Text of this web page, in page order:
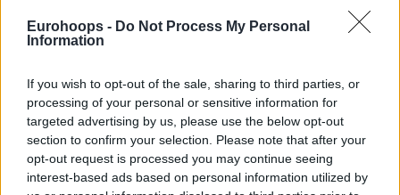
Eurohoops - Do Not Process My Personal
Information
If you wish to opt-out of the sale, sharing to third parties, or
processing of your personal or sensitive information for
targeted advertising by us, please use the below opt-out
section to confirm your selection. Please note that after your
opt-out request is processed you may continue seeing
interest-based ads based on personal information utilized by
Είχε προλάβει να παίξει τέσσερα παιχνίδια (1π., 0,5ρ.,
1,2ασ., 0,5κλ., 1λ. σε 9′) πριν από την αποπομπή των
Ουκρανία.
Нови члан црвено-белих је Тајсон Картер!
🔴⚪
Досадашњи играч Уникахе и МВП финалног